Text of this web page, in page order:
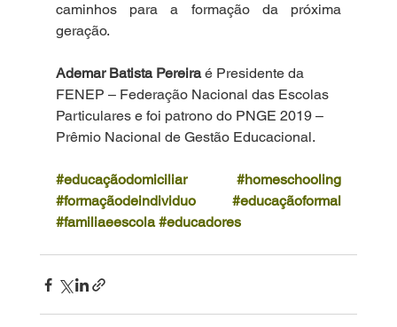
caminhos para a formação da próxima
geração.
Ademar Batista Pereira é Presidente da
FENEP – Federação Nacional das Escolas
Particulares e foi patrono do PNGE 2019 –
Prêmio Nacional de Gestão Educacional.
#educaçãodomiciliar
#homeschooling
#formaçãodeindividuo
#educaçãoformal
#familiaeescola #educadores